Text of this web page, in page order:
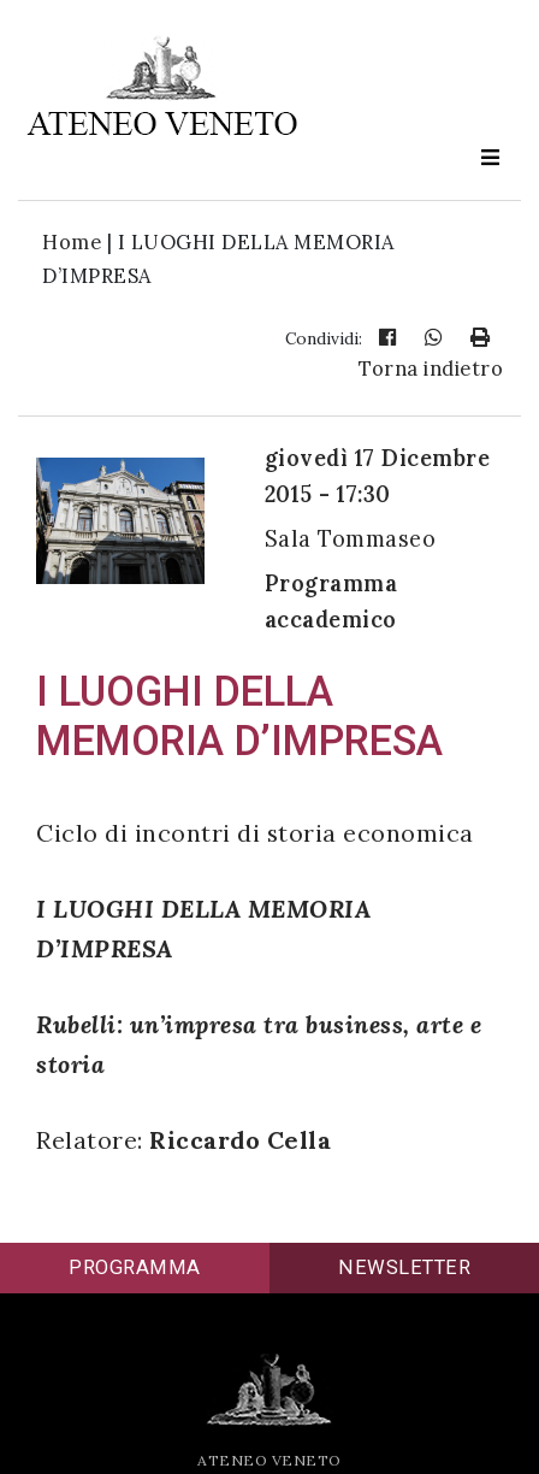
Home | I LUOGHI DELLA MEMORIA
D’IMPRESA
Condividi:
Torna indietro
giovedì 17 Dicembre
2015 - 17:30
Sala Tommaseo
Programma
accademico
I LUOGHI DELLA
MEMORIA D’IMPRESA
Ciclo di incontri di storia economica
I LUOGHI DELLA MEMORIA
D’IMPRESA
Rubelli: un’impresa tra business, arte e
storia
Relatore: Riccardo Cella
Ateneo
è
cultura
Acconsento
all'uso dei
miei dati
con il
legislativo
196/03
avvenuta con
PROGRAMMA NEWSLETTER
ATENEO VENETO